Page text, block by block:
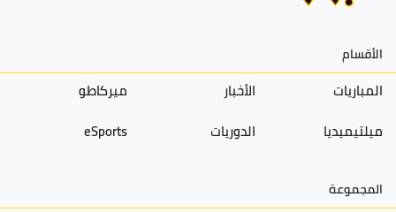
الأقسام
المباريات الأخبار
ميركاطو
ميلتيميديا
الدوريات eSports
المجموعة